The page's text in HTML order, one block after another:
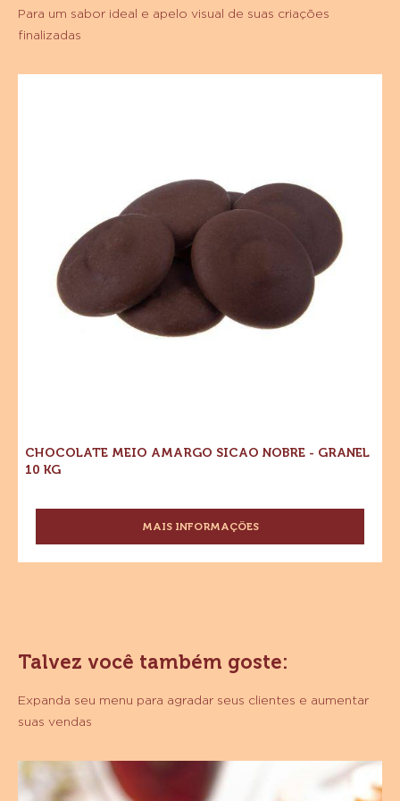
Para um sabor ideal e apelo visual de suas criações
finalizadas
CHOCOLATE MEIO AMARGO SICAO NOBRE - GRANEL
10 KG
MAIS INFORMAÇÕES
10
Talvez você também goste:
Expanda seu menu para agradar seus clientes e aumentar
suas vendas
Bombom
de